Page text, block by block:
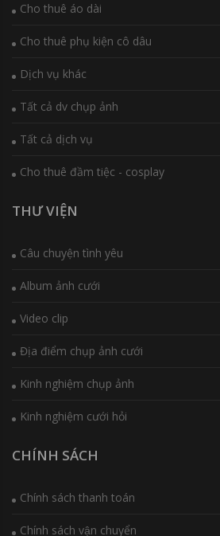
Cho thuê áo dài
Cho thuê phụ kiện cô dâu
Dịch vụ khác
Tất cả dv chụp ảnh
Tất cả dịch vụ
Cho thuê đầm tiệc - cosplay
THƯ VIỆN
Câu chuyện tình yêu
Album ảnh cưới
Video clip
Địa điểm chụp ảnh cưới
Kinh nghiệm chụp ảnh
Kinh nghiệm cưới hỏi
CHÍNH SÁCH
Chính sách thanh toán
Chính sách vận chuyển